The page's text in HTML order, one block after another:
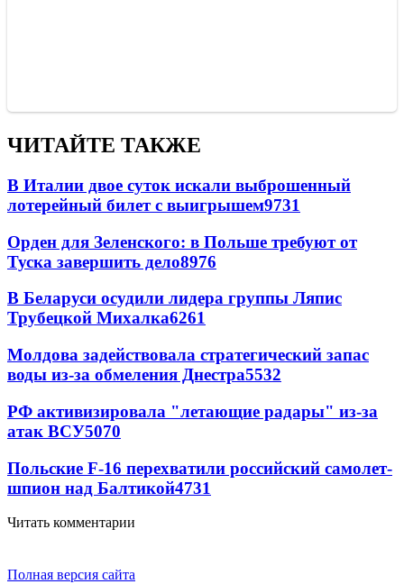
ЧИТАЙТЕ ТАКЖЕ
В Италии двое суток искали выброшенный
лотерейный билет с выигрышем9731
Орден для Зеленского: в Польше требуют от
Туска завершить дело8976
В Беларуси осудили лидера группы Ляпис
Трубецкой Михалка6261
Молдова задействовала стратегический запас
воды из-за обмеления Днестра5532
РФ активизировала "летающие радары" из-за
атак ВСУ5070
Польские F-16 перехватили российский самолет-
шпион над Балтикой4731
Читать комментарии
Полная версия сайта